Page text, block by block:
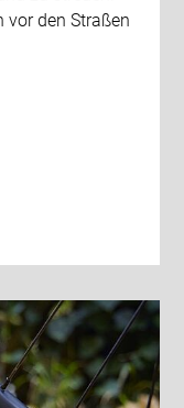
vor den Straßen